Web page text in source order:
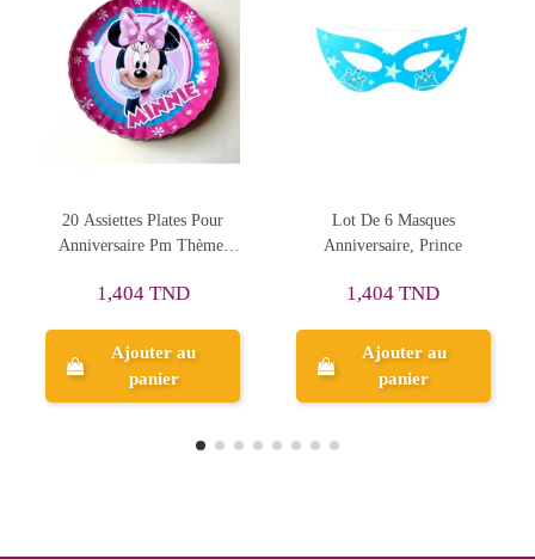
Lot De 6 Masques
Anniversaire, Prince
1,404 TND
Ajouter au
panier
Lot De 6 Masques
Anniversaire
Ajouter au
panier